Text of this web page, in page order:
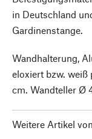
in Deutschland
Gardinenstange.
Wandhalterung,
eloxiert bzw. weiß
cm. Wandteller Ø
Weitere Artikel von